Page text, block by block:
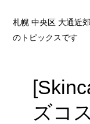
札幌 中央区 大通近
のトピックスです
ズコ